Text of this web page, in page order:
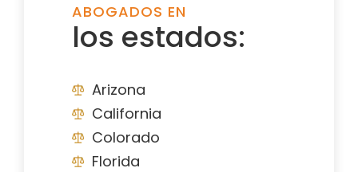
ABOGADOS EN
los estados:
Arizona
California
Colorado
Florida